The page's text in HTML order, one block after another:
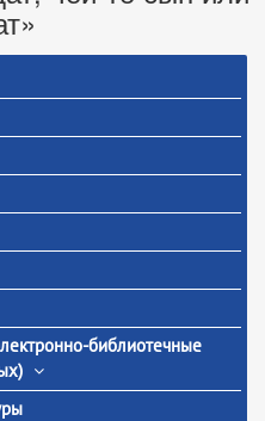
библиотечные